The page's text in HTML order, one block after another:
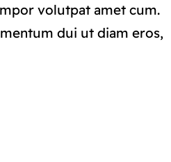
volutpat amet cum.
dui ut diam eros,